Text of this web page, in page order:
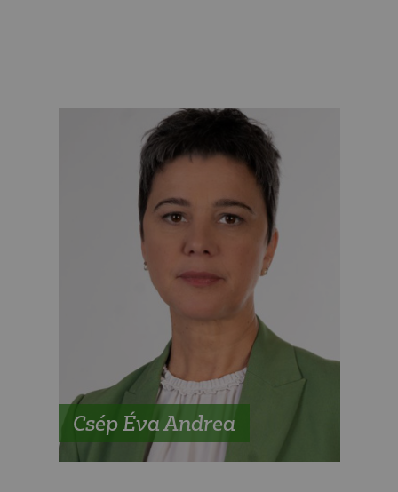
Csép Éva Andrea